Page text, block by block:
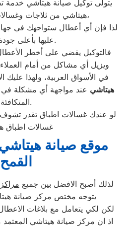
يتولى توكيل صيانة هيتاشي خدمة
هيتاشي من ثلاجات وغسالات وديب فريزرات،
لذا فإن أي أعطال ستواجهك في
عليها بأعلى جودة ممكنة.
فالتوكيل يقضي على أخطر
ويزيل أي مشاكل من أمام
في الأسواق العربية، ولهذا عليك
هيتاشي عند مواجهة أي مشكلة في
المتكافئة.
لو عندك غسالات اطباق تقدر تشوف
غسالات اطباق
موقع صيانة
القمح
لذلك أصبح الافضل بين جميع
يتوجه مختص مركز صيانة
لكن لكي يتعامل مع بلاغات
اذ ان مركز صيانة هيتاشي